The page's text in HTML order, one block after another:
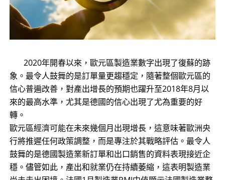
2020年開春以來，歐元區製造業數字出現了復蘇的跡
象。最令人鼓舞的是訂單量更趨穩定，隨著整個歐元區的
信心普遍改善，對產出增長的預期也躍升至2018年8月以
來的最高水準，尤其是德國的信心出現了尤為重要的好
轉。
歐元區經濟可能在未來幾個月出現增長，這意味著歐洲央
行將推遲任何政策調整，而是專注於其戰略評估。最令人
鼓舞的是德國製造業新訂單和出口銷售的資料表現接近企
穩。儘管如此，產出和就業仍在持續萎縮，這表明製造業